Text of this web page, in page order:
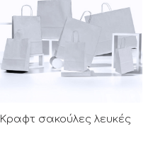
Κραφτ σακούλες λευκές